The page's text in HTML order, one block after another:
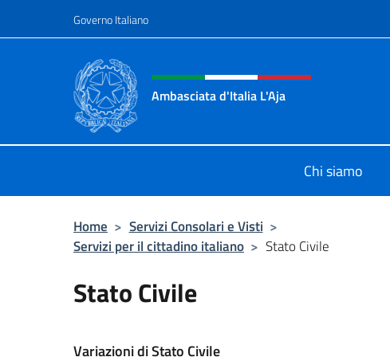
Governo Italiano
Intestazione sito, social e
Ambasciata d'Italia L'Aja
Chi siamo
Home > Servizi Consolari e Visti >
Servizi per il cittadino italiano > Stato Civile
Stato Civile
Variazioni di Stato Civile